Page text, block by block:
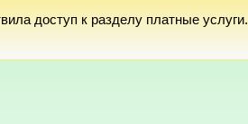
доступ к разделу платные услуги.